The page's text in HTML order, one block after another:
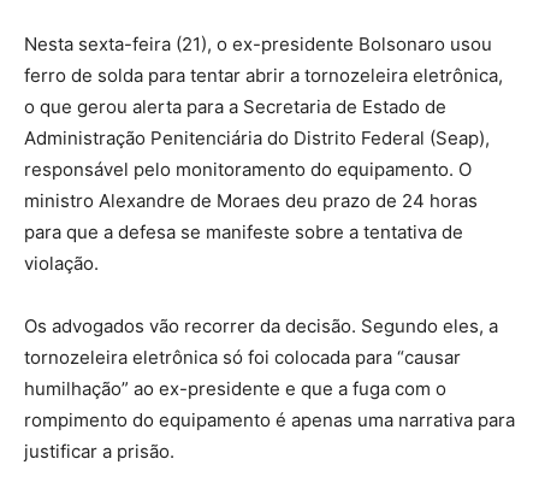
Nesta sexta-feira (21), o ex-presidente Bolsonaro usou
ferro de solda para tentar abrir a tornozeleira eletrônica,
o que gerou alerta para a Secretaria de Estado de
Administração Penitenciária do Distrito Federal (Seap),
responsável pelo monitoramento do equipamento. O
ministro Alexandre de Moraes deu prazo de 24 horas
para que a defesa se manifeste sobre a tentativa de
violação.
Os advogados vão recorrer da decisão. Segundo eles, a
tornozeleira eletrônica só foi colocada para “causar
humilhação” ao ex-presidente e que a fuga com o
rompimento do equipamento é apenas uma narrativa para
justificar a prisão.